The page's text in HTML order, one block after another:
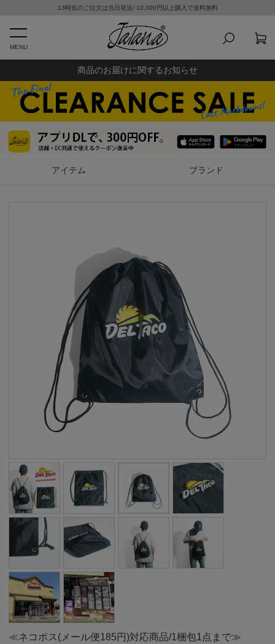
13時迄のご注文は当日発送/ 10,000円以上購入で送料無料
MENU
商品のお届けに関するお知らせ
アイテム ブランド
≪ネコポス(メール便185円)対応商品/1梱包1点まで≫